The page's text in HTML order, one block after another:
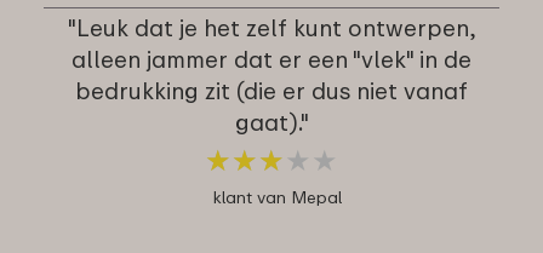
"Leuk dat je het zelf kunt ontwerpen,
alleen jammer dat er een "vlek" in de
bedrukking zit (die er dus niet vanaf
gaat)."
★★★ ★ ★
★★★ ★ ★
klant van Mepal